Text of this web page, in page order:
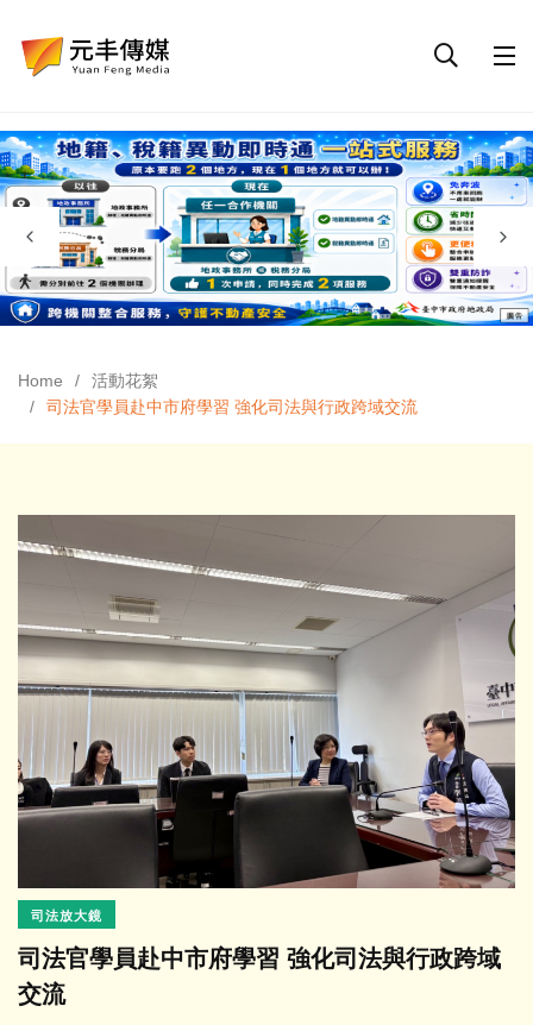
Home
活動花絮
司法官學員赴中市府學習 強化司法與行政跨域交流
司法放大鏡
司法官學員赴中市府學習 強化司法與行政跨域
交流